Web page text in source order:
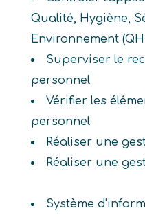
Qualité, Hygiène,
Environnement
Superviser le
personnel
Vérifier les
personnel
Réaliser une
Réaliser une
Système